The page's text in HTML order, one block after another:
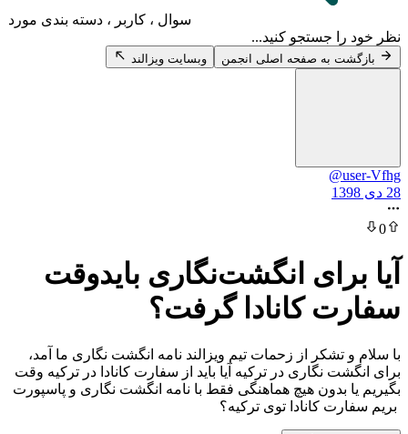
سوال ، کاربر ، دسته بندی مورد
جستجو کنید...
به صفحه اصلی انجمن وبسایت ویزالند
انگشت‌نگاری بایدوقت
کانادا گرفت؟
از زحمات تیم ویزالند نامه انگشت نگاری ما آمد،
نگاری در ترکیه آیا باید از سفارت کانادا در ترکیه وقت
بدون هیچ هماهنگی فقط با نامه انگشت نگاری و پاسپورت
کانادا توی ترکیه؟